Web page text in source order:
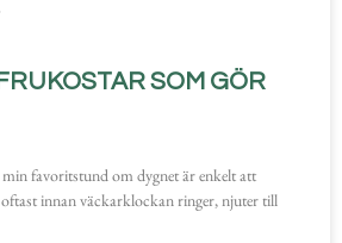
SOM GÖR
favoritstund om dygnet är enkelt att
innan väckarklockan ringer, njuter till